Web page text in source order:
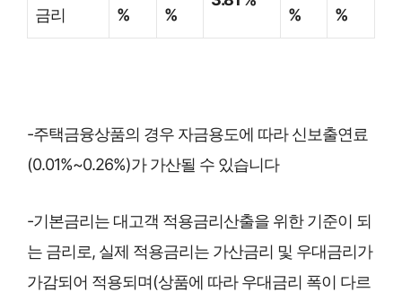
금리
%
%
%
%
-주택금융상품의 경우 자금용도에 따라 신보출연료
(0.01%~0.26%)가 가산될 수 있습니다
-기본금리는 대고객 적용금리산출을 위한 기준이 되
는 금리로, 실제 적용금리는 가산금리 및 우대금리가
가감되어 적용되며(상품에 따라 우대금리 폭이 다르